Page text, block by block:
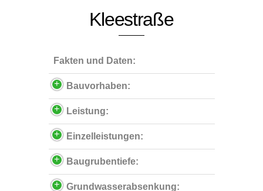
Kleestraße
Fakten und Daten:
Bauvorhaben:
Leistung:
Einzelleistungen:
Baugrubentiefe:
Grundwasserabsenkung: